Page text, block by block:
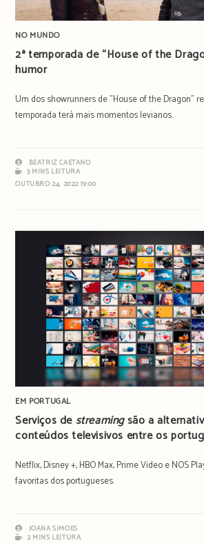
NO MUNDO
2ª temporada de “House of the
humor
Um dos showrunners de "House of the Dragon"
temporada terá mais momentos levianos.
BEATRIZ CAETANO
3 MINS LEITURA
OUTUBRO 24, 2022 19:00
EM PORTUGAL
Serviços destreamingsão a
conteúdos televisivos entre os
Netflix, Disney +, HBO Max, Prime Video e NOS
favoritas dos portugueses.
JOANA SIMÕES
2 MINS LEITURA